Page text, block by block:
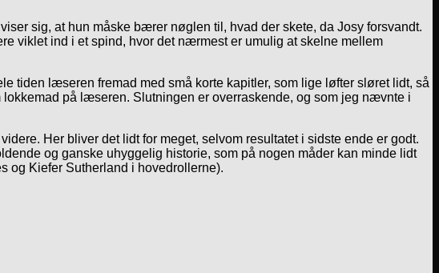
sig, at hun måske bærer nøglen til, hvad der skete, da Josy forsvandt.
viklet ind i et spind, hvor det nærmest er umulig at skelne mellem
tiden læseren fremad med små korte kapitler, som lige løfter sløret lidt, så
på læseren. Slutningen er overraskende, og som jeg nævnte i
Her bliver det lidt for meget, selvom resultatet i sidste ende er godt.
og ganske uhyggelig historie, som på nogen måder kan minde lidt
og Kiefer Sutherland i hovedrollerne).